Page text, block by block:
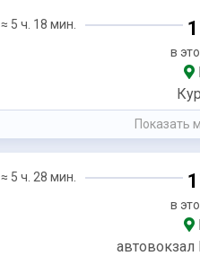
≈ 5 ч. 18 мин.
в
Показать
≈ 5 ч. 28 мин.
в
автовокзал